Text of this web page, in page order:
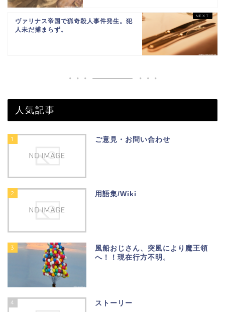
ヴァリナス帝国で猟奇殺人事件発生。犯
人未だ捕まらず。
人気記事
1 ご意見・お問い合わせ
2 用語集/Wiki
3
風船おじさん、突風により魔王領
へ！！現在行方不明。
4 ストーリー